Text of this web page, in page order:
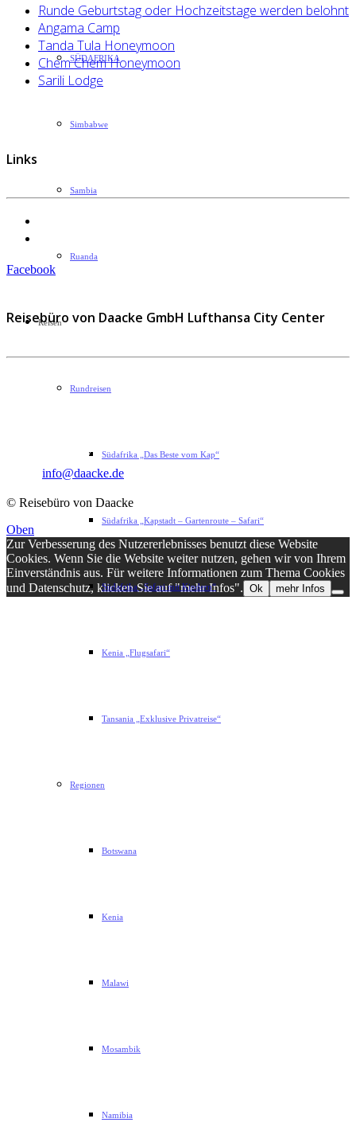
SÜDAFRIKA
Simbabwe
Sambia
Ruanda
Reisen
Rundreisen
Südafrika „Das Beste vom Kap“
Südafrika „Kapstadt – Gartenroute – Safari“
Südafrika „Safari mit Kindern“
Kenia „Flugsafari“
Tansania „Exklusive Privatreise“
Regionen
Botswana
Kenia
Malawi
Mosambik
Namibia
Runde Geburtstag oder Hochzeitstage werden belohnt
Angama Camp
Tanda Tula Honeymoon
Chem Chem Honeymoon
Sarili Lodge
Links
Facebook
Reisebüro von Daacke GmbH Lufthansa City Center
Fax: 040 82 27 72 30
info@daacke.de
© Reisebüro von Daacke
Oben
Zur Verbesserung des Nutzererlebnisses benutzt diese Website
Cookies. Wenn Sie die Website weiter nutzen, gehen wir von Ihrem
Einverständnis aus. Für weitere Informationen zum Thema Cookies
und Datenschutz, klicken Sie auf "mehr Infos". Ok mehr Infos